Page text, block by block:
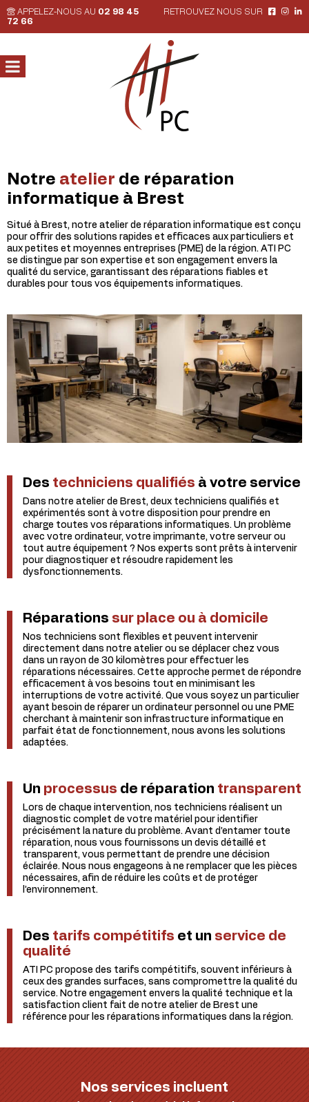
APPELEZ-NOUS AU 02 98 45
72 66
RETROUVEZ NOUS SUR
Notre atelier de réparation
informatique à Brest
Situé à Brest, notre atelier de réparation informatique est conçu
pour offrir des solutions rapides et efficaces aux particuliers et
aux petites et moyennes entreprises (PME) de la région. ATI PC
se distingue par son expertise et son engagement envers la
qualité du service, garantissant des réparations fiables et
durables pour tous vos équipements informatiques.
Des techniciens qualifiés à votre service
Dans notre atelier de Brest, deux techniciens qualifiés et
expérimentés sont à votre disposition pour prendre en
charge toutes vos réparations informatiques. Un problème
avec votre ordinateur, votre imprimante, votre serveur ou
tout autre équipement ? Nos experts sont prêts à intervenir
pour diagnostiquer et résoudre rapidement les
dysfonctionnements.
Réparations sur place ou à domicile
Nos techniciens sont flexibles et peuvent intervenir
directement dans notre atelier ou se déplacer chez vous
dans un rayon de 30 kilomètres pour effectuer les
réparations nécessaires. Cette approche permet de répondre
efficacement à vos besoins tout en minimisant les
interruptions de votre activité. Que vous soyez un particulier
ayant besoin de réparer un ordinateur personnel ou une PME
cherchant à maintenir son infrastructure informatique en
parfait état de fonctionnement, nous avons les solutions
adaptées.
Un processus de réparation transparent
Lors de chaque intervention, nos techniciens réalisent un
diagnostic complet de votre matériel pour identifier
précisément la nature du problème. Avant d’entamer toute
réparation, nous vous fournissons un devis détaillé et
transparent, vous permettant de prendre une décision
éclairée. Nous nous engageons à ne remplacer que les pièces
nécessaires, afin de réduire les coûts et de protéger
l’environnement.
Des tarifs compétitifs et un service de
qualité
ATI PC propose des tarifs compétitifs, souvent inférieurs à
ceux des grandes surfaces, sans compromettre la qualité du
service. Notre engagement envers la qualité technique et la
satisfaction client fait de notre atelier de Brest une
référence pour les réparations informatiques dans la région.
Nos services incluent